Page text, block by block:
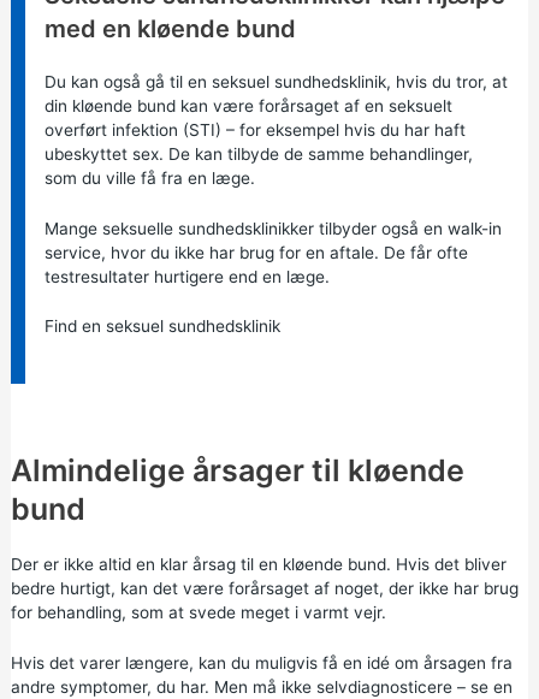
med en kløende bund
Du kan også gå til en seksuel sundhedsklinik, hvis du tror, at
din kløende bund kan være forårsaget af en seksuelt
overført infektion (STI) – for eksempel hvis du har haft
ubeskyttet sex. De kan tilbyde de samme behandlinger,
som du ville få fra en læge.
Mange seksuelle sundhedsklinikker tilbyder også en walk-in
service, hvor du ikke har brug for en aftale. De får ofte
testresultater hurtigere end en læge.
Find en seksuel sundhedsklinik
Almindelige årsager til kløende
bund
Der er ikke altid en klar årsag til en kløende bund. Hvis det bliver
bedre hurtigt, kan det være forårsaget af noget, der ikke har brug
for behandling, som at svede meget i varmt vejr.
Hvis det varer længere, kan du muligvis få en idé om årsagen fra
andre symptomer, du har. Men må ikke selvdiagnosticere – se en